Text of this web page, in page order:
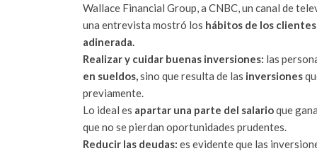
Wallace Financial Group, a CNBC, un canal de
una entrevista mostró los hábitos de los
adinerada.
Realizar y cuidar buenas inversiones: las
en sueldos,sino que resulta de las inversiones
previamente.
Lo ideal es apartar una parte del salarioque
que no se pierdan oportunidades prudentes.
Reducir las deudas: es evidente que las